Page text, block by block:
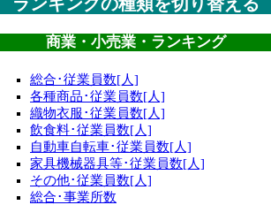
商業・小売業・ランキング
総合･従業員数[人]
各種商品･従業員数[人]
織物衣服･従業員数[人]
飲食料･従業員数[人]
自動車自転車･従業員数[人]
家具機械器具等･従業員数[人]
その他･従業員数[人]
総合･事業所数